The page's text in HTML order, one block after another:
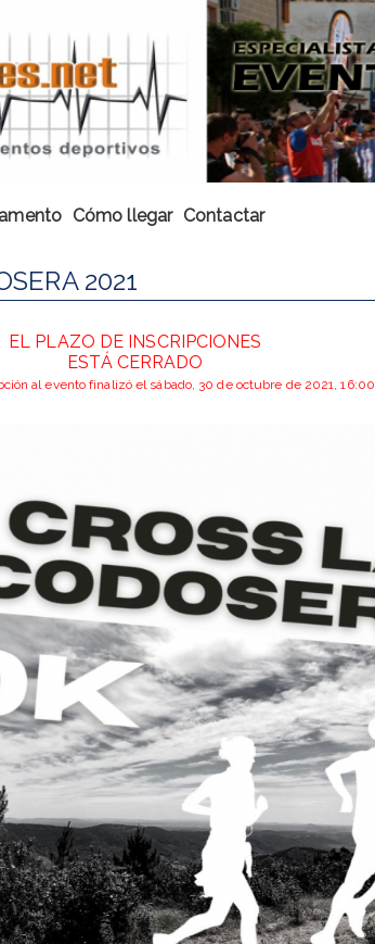
Cómo llegar Contactar
2021
EL PLAZO DE INSCRIPCIONES
ESTÁ CERRADO
al evento finalizó el sábado, 30 de octubre de 2021, 16:00